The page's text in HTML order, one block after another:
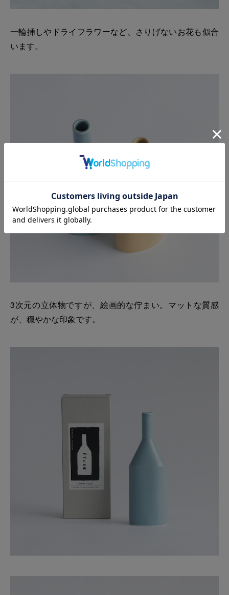
一輪挿しやドライフラワーなど、さりげないお花も似合
います。
3次元の立体物ですが、絵画的な佇まい。マットな質感
が、穏やかな印象です。